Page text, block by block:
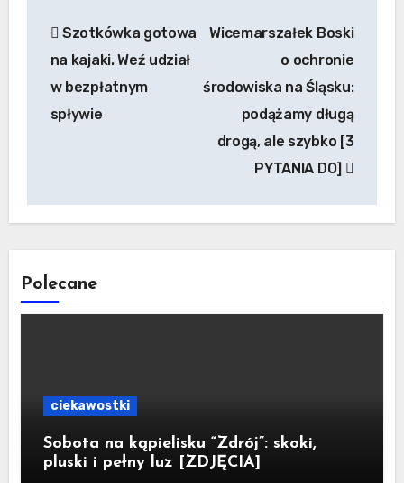
wpisu
Szotkówka gotowa
na kajaki. Weź udział
w bezpłatnym
spływie
Wicemarszałek Boski
o ochronie
środowiska na Śląsku:
podążamy długą
drogą, ale szybko [3
PYTANIA DO]
Polecane
ciekawostki
Sobota na kąpielisku “Zdrój”: skoki,
pluski i pełny luz [ZDJĘCIA]